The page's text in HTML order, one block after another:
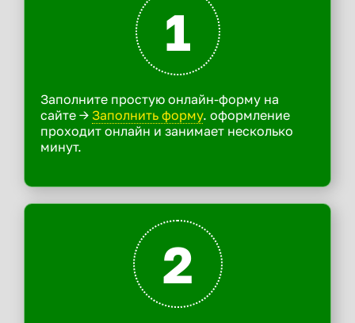
1
Заполните простую онлайн-форму на
сайте -> Заполнить форму. оформление
проходит онлайн и занимает несколько
минут.
2